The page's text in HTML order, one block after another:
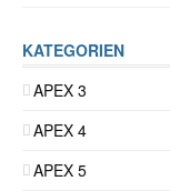
KATEGORIEN
APEX 3
APEX 4
APEX 5